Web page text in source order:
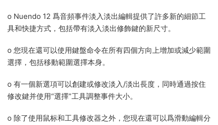
o Nuendo 12 爲音頻事件淡入淡出編輯提供了許多新的細節工
具和快捷方式，包括帶有淡入淡出修飾鍵的新尺寸。
o 您現在還可以使用鍵盤命令在所有四個方向上增加或減少範圍
選擇，包括移動範圍選擇本身。
o 有一個新選項可以創建或修改淡入/淡出長度，同時通過按住
修改鍵并使用“選擇”工具調整事件大小。
o 除了使用鼠标和工具修改器之外，您現在還可以爲滑動編輯分